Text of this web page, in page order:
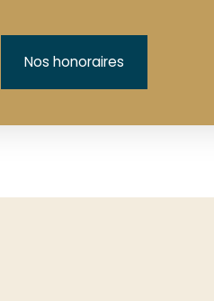
Nos honoraires